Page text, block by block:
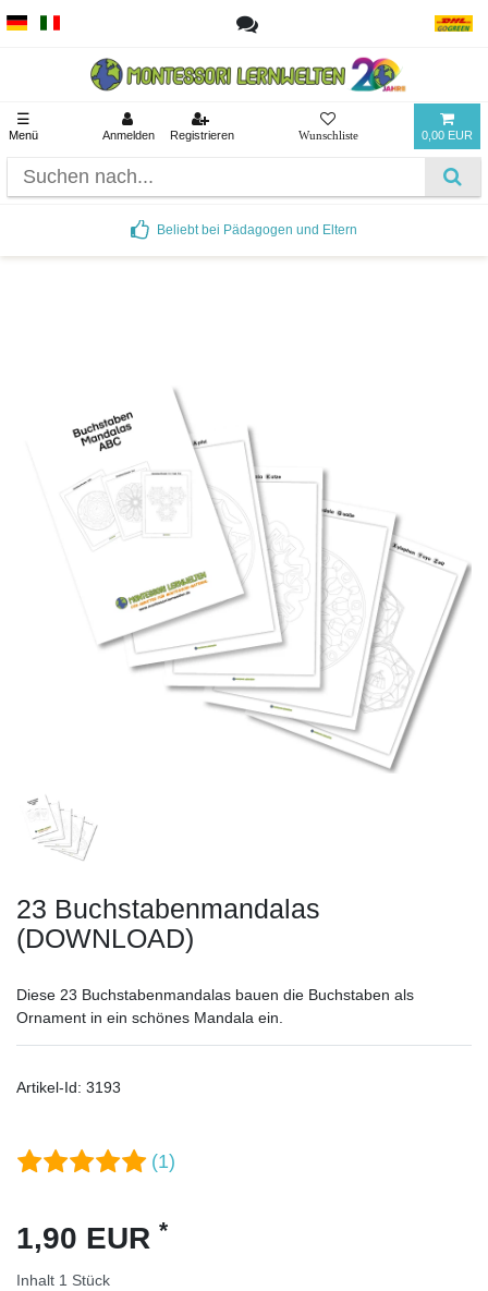
☰
Menü Anmelden Registrieren 0,00 EUR
Beliebt bei Pädagogen und Eltern
23 Buchstabenmandalas
(DOWNLOAD)
Diese 23 Buchstabenmandalas bauen die Buchstaben als
Ornament in ein schönes Mandala ein.
Artikel-Id: 3193
(1)
1,90 EUR *
Inhalt 1 Stück